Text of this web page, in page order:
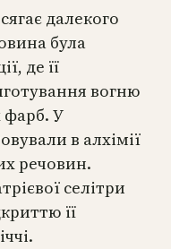
далекого
була
де її
вогню
фарб. У
в алхімії
речовин.
селітри
її